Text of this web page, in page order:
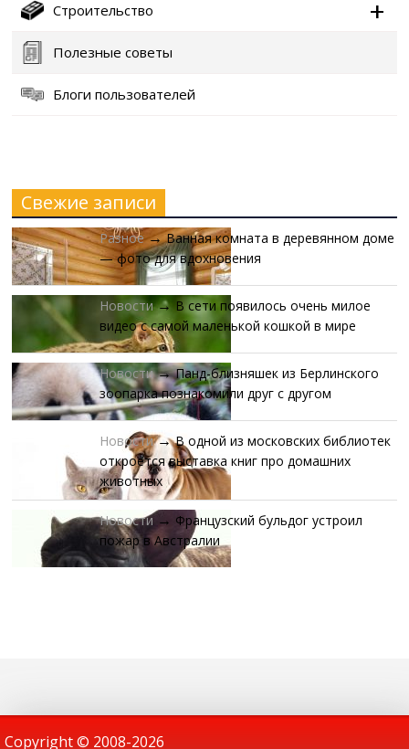
Строительство
Полезные советы
Блоги пользователей
Свежие записи
Разное → Ванная комната в деревянном доме
— фото для вдохновения
Новости → В сети появилось очень милое
видео с самой маленькой кошкой в мире
Новости → Панд-близняшек из Берлинского
зоопарка познакомили друг с другом
Новости → В одной из московских библиотек
откроется выставка книг про домашних
животных
Новости → Французский бульдог устроил
пожар в Австралии
Copyright © 2008-2026